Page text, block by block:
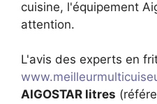
cuisine, l'équipement
attention.
L'avis des experts en
AIGOSTAR litres